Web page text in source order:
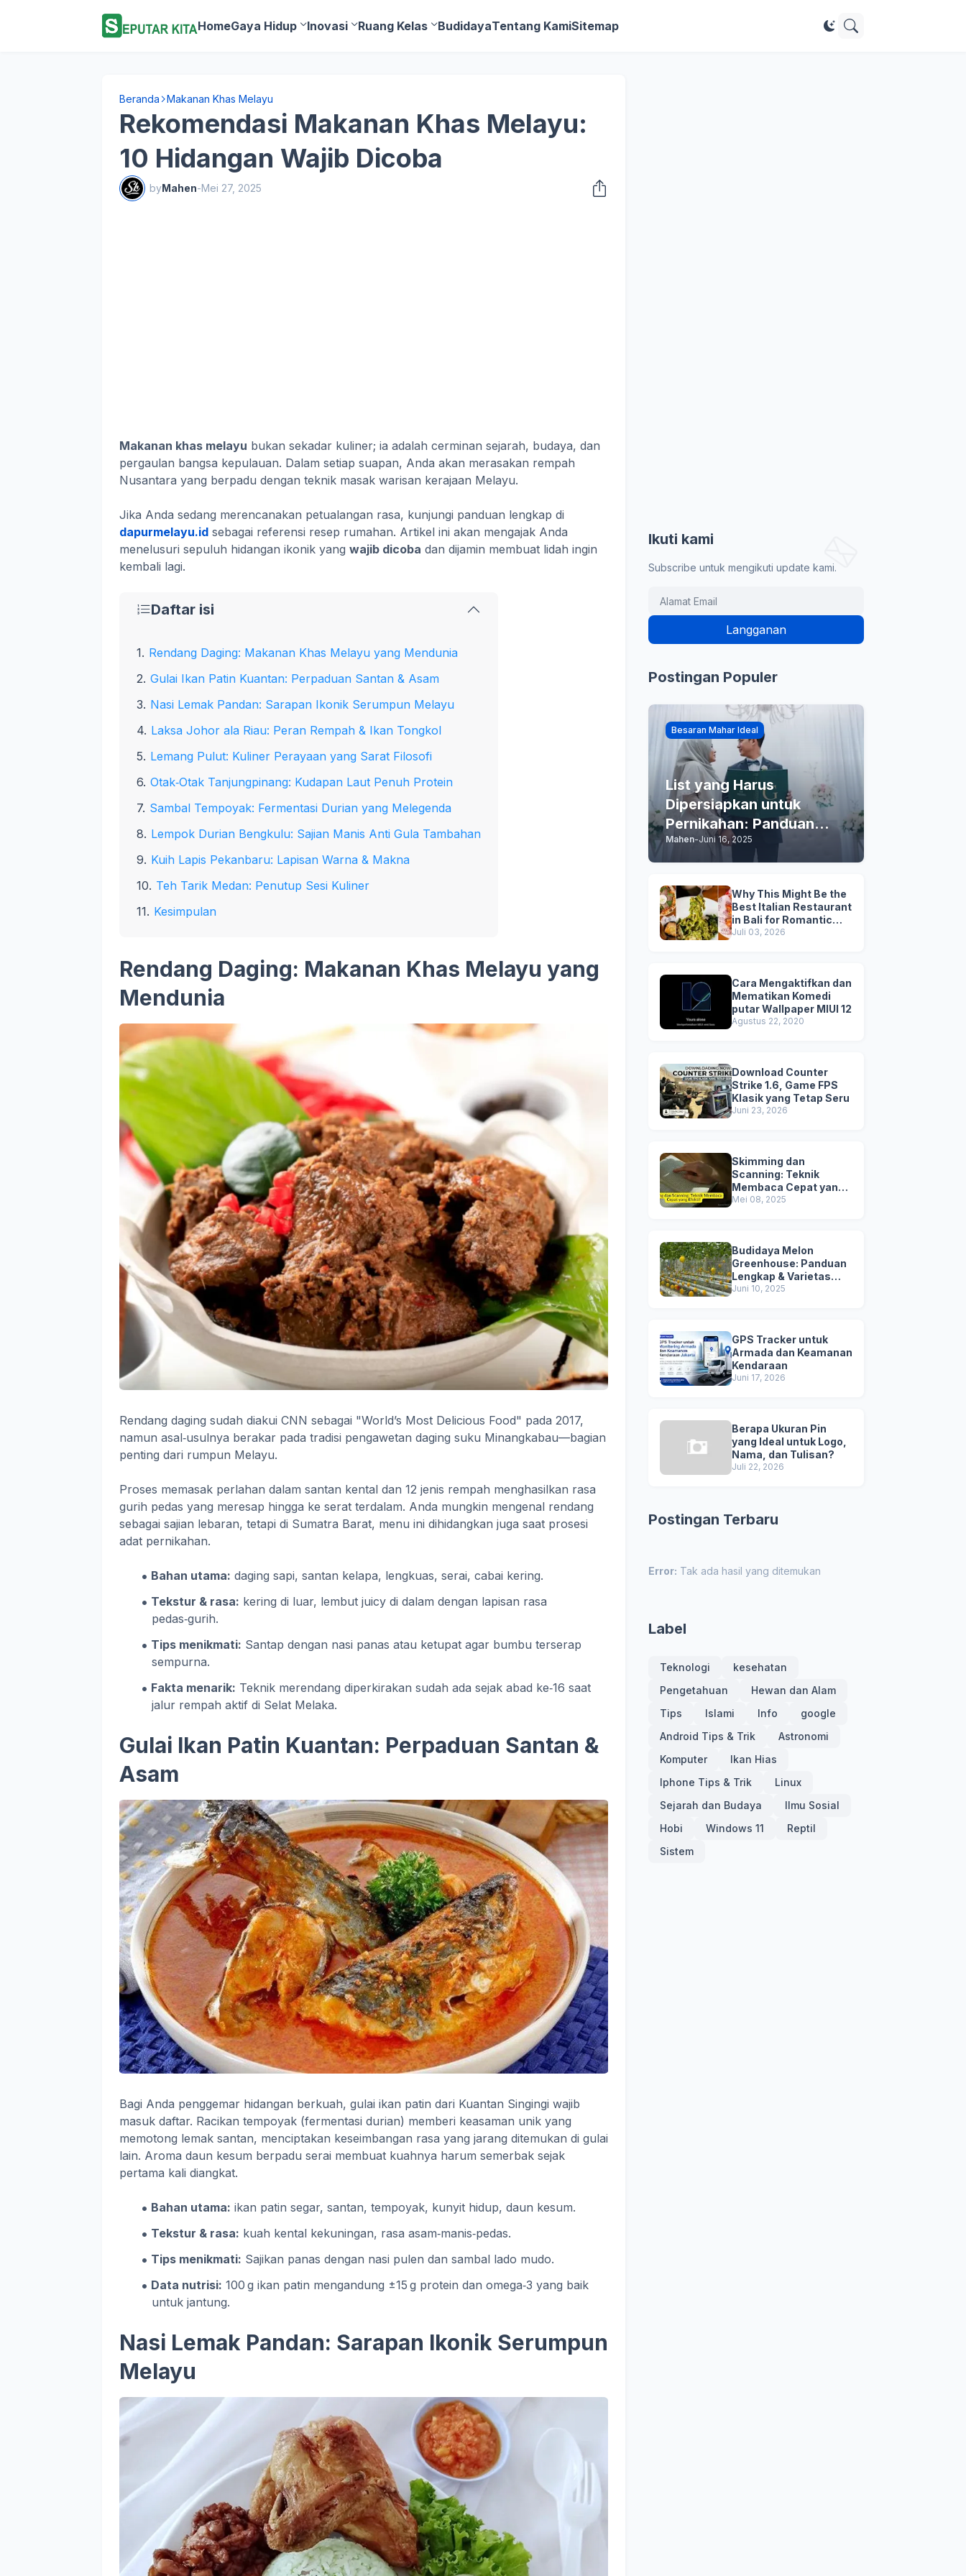
HomeGaya Hidup Inovasi Ruang Kelas BudidayaTentang KamiSitemap
Beranda Makanan Khas Melayu
Rekomendasi Makanan Khas Melayu:
10 Hidangan Wajib Dicoba
byMahen-Mei 27, 2025
Makanan khas melayu bukan sekadar kuliner; ia adalah cerminan sejarah, budaya, dan
pergaulan bangsa kepulauan. Dalam setiap suapan, Anda akan merasakan rempah
Nusantara yang berpadu dengan teknik masak warisan kerajaan Melayu.
Jika Anda sedang merencanakan petualangan rasa, kunjungi panduan lengkap di
dapurmelayu.id sebagai referensi resep rumahan. Artikel ini akan mengajak Anda
menelusuri sepuluh hidangan ikonik yang wajib dicoba dan dijamin membuat lidah ingin
kembali lagi.
Daftar isi
Rendang Daging: Makanan Khas Melayu yang Mendunia
Gulai Ikan Patin Kuantan: Perpaduan Santan & Asam
Nasi Lemak Pandan: Sarapan Ikonik Serumpun Melayu
Laksa Johor ala Riau: Peran Rempah & Ikan Tongkol
Lemang Pulut: Kuliner Perayaan yang Sarat Filosofi
Otak‑Otak Tanjungpinang: Kudapan Laut Penuh Protein
Sambal Tempoyak: Fermentasi Durian yang Melegenda
Lempok Durian Bengkulu: Sajian Manis Anti Gula Tambahan
Kuih Lapis Pekanbaru: Lapisan Warna & Makna
Teh Tarik Medan: Penutup Sesi Kuliner
Kesimpulan
Rendang Daging: Makanan Khas Melayu yang
Mendunia
Rendang daging sudah diakui CNN sebagai "World’s Most Delicious Food" pada 2017,
namun asal‑usulnya berakar pada tradisi pengawetan daging suku Minangkabau—bagian
penting dari rumpun Melayu.
Proses memasak perlahan dalam santan kental dan 12 jenis rempah menghasilkan rasa
gurih pedas yang meresap hingga ke serat terdalam. Anda mungkin mengenal rendang
sebagai sajian lebaran, tetapi di Sumatra Barat, menu ini dihidangkan juga saat prosesi
adat pernikahan.
Bahan utama: daging sapi, santan kelapa, lengkuas, serai, cabai kering.
Tekstur & rasa: kering di luar, lembut juicy di dalam dengan lapisan rasa
pedas‑gurih.
Tips menikmati: Santap dengan nasi panas atau ketupat agar bumbu terserap
sempurna.
Fakta menarik: Teknik merendang diperkirakan sudah ada sejak abad ke‑16 saat
jalur rempah aktif di Selat Melaka.
Gulai Ikan Patin Kuantan: Perpaduan Santan &
Asam
Bagi Anda penggemar hidangan berkuah, gulai ikan patin dari Kuantan Singingi wajib
masuk daftar. Racikan tempoyak (fermentasi durian) memberi keasaman unik yang
memotong lemak santan, menciptakan keseimbangan rasa yang jarang ditemukan di gulai
lain. Aroma daun kesum berpadu serai membuat kuahnya harum semerbak sejak
pertama kali diangkat.
Bahan utama: ikan patin segar, santan, tempoyak, kunyit hidup, daun kesum.
Tekstur & rasa: kuah kental kekuningan, rasa asam‑manis‑pedas.
Tips menikmati: Sajikan panas dengan nasi pulen dan sambal lado mudo.
Data nutrisi: 100 g ikan patin mengandung ±15 g protein dan omega‑3 yang baik
untuk jantung.
Nasi Lemak Pandan: Sarapan Ikonik Serumpun
Melayu
Ikuti kami
Subscribe untuk mengikuti update kami.
Postingan Populer
Besaran Mahar Ideal
List yang Harus
Dipersiapkan untuk
Pernikahan: Panduan
Praktis Anda
Mahen-Juni 16, 2025
Why This Might Be the
Best Italian Restaurant
in Bali for Romantic
Dinner, Family Dinner,
Juli 03, 2026
Cara Mengaktifkan dan
Mematikan Komedi
putar Wallpaper MIUI 12
Agustus 22, 2020
Download Counter
Strike 1.6, Game FPS
Klasik yang Tetap Seru
Juni 23, 2026
Skimming dan
Scanning: Teknik
Membaca Cepat yang
Efektif
Mei 08, 2025
Budidaya Melon
Greenhouse: Panduan
Lengkap & Varietas
Unggul
Juni 10, 2025
GPS Tracker untuk
Armada dan Keamanan
Kendaraan
Juni 17, 2026
Berapa Ukuran Pin
yang Ideal untuk Logo,
Nama, dan Tulisan?
Juli 22, 2026
Postingan Terbaru
Error: Tak ada hasil yang ditemukan
Label
Teknologi
kesehatan
Pengetahuan
Hewan dan Alam
Tips
Islami Info
google
Android Tips & Trik
Astronomi
Komputer
Ikan Hias
Iphone Tips & Trik
Linux
Sejarah dan Budaya
Ilmu Sosial
Hobi
Windows 11
Reptil
Sistem